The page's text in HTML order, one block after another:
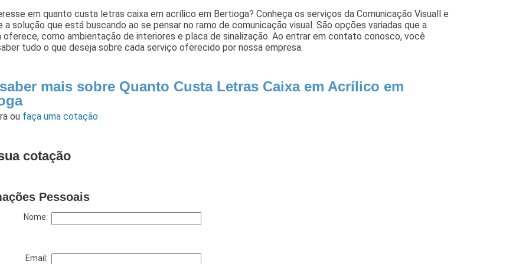
em quanto custa letras caixa em acrílico em Bertioga? Conheça os serviços da Comunicação Visuall e
a solução que está buscando ao se pensar no ramo de comunicação visual. São opções variadas que a
oferece, como ambientação de interiores e placa de sinalização. Ao entrar em contato conosco, você
tudo o que deseja sobre cada serviço oferecido por nossa empresa.
mais sobre Quanto Custa Letras Caixa em Acrílico em
ou faça uma cotação
cotação
Pessoais
Nome:
Email: